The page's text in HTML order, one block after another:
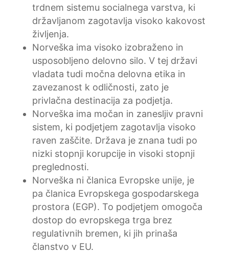
trdnem sistemu socialnega varstva, ki
državljanom zagotavlja visoko kakovost
življenja.
Norveška ima visoko izobraženo in
usposobljeno delovno silo. V tej državi
vladata tudi močna delovna etika in
zavezanost k odličnosti, zato je
privlačna destinacija za podjetja.
Norveška ima močan in zanesljiv pravni
sistem, ki podjetjem zagotavlja visoko
raven zaščite. Država je znana tudi po
nizki stopnji korupcije in visoki stopnji
preglednosti.
Norveška ni članica Evropske unije, je
pa članica Evropskega gospodarskega
prostora (EGP). To podjetjem omogoča
dostop do evropskega trga brez
regulativnih bremen, ki jih prinaša
članstvo v EU.